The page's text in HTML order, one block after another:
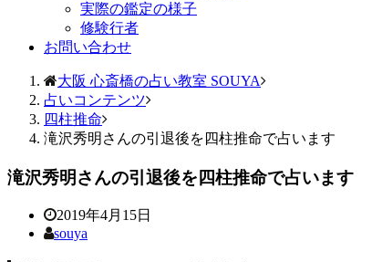
実際の鑑定の様子
修験行者
お問い合わせ
大阪 心斎橋の占い教室 SOUYA
占いコンテンツ
四柱推命
滝沢秀明さんの引退後を四柱推命で占います
滝沢秀明さんの引退後を四柱推命で占います
2019年4月15日
souya